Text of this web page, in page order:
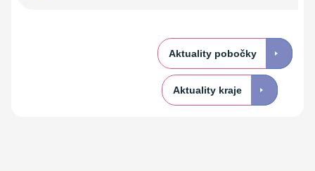
Aktuality pobočky
Aktuality kraje